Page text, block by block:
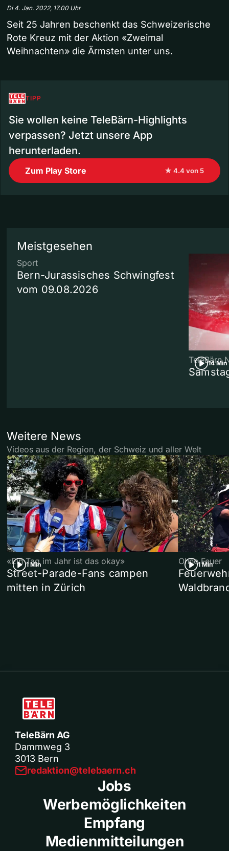
Di 4. Jan. 2022, 17.00 Uhr
Seit 25 Jahren beschenkt das Schweizerische
Rote Kreuz mit der Aktion «Zweimal
Weihnachten» die Ärmsten unter uns.
TIPP
Sie wollen keine TeleBärn-Highlights
verpassen? Jetzt unsere App
herunterladen.
Zum Play Store ★ 4.4 von 5
Meistgesehen
Sport
Bern-Jurassisches Schwingfest
vom 09.08.2026
14 Min
TeleBärn
Weitere News
Videos aus der Region, der Schweiz und aller Welt
1 Min
«Ein Tag im Jahr ist das okay»
Street-Parade-Fans campen
mitten in Zürich
1 Min
Ohne Feuer
TeleBärn AG
Dammweg 3
3013 Bern
redaktion@telebaern.ch
Jobs
Werbemöglichkeiten
Empfang
Medienmitteilungen